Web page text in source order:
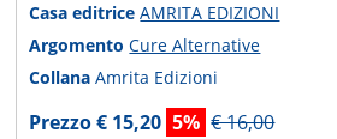
Casa editriceAMRITA EDIZIONI
ArgomentoCure Alternative
CollanaAmrita Edizioni
Prezzo € 15,20 5% € 16,00